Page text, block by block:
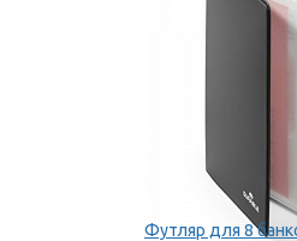
Футляр для 8